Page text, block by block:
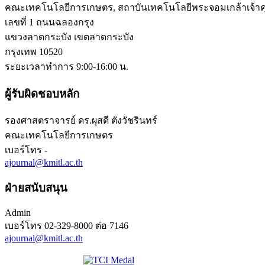
คณะเทคโนโลยีการเกษตร, สถาบันเทคโนโลยีพระจอมเกล้าเจ้
เลขที่ 1 ถนนฉลองกรุง
แขวงลาดกระบัง เขตลาดกระบัง
กรุงเทพ 10520
ระยะเวลาทำการ 9:00-16:00 น.
ผู้รับผิดชอบหลัก
รองศาสตราจารย์ ดร.ผุสดี ตังวัชรินทร์
คณะเทคโนโลยีการเกษตร
เบอร์โทร -
ajournal@kmitl.ac.th
ฝ่ายสนับสนุน
Admin
เบอร์โทร 02-329-8000 ต่อ 7146
ajournal@kmitl.ac.th